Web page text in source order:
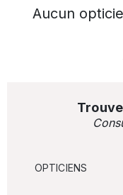
Aucun
OPTICIENS